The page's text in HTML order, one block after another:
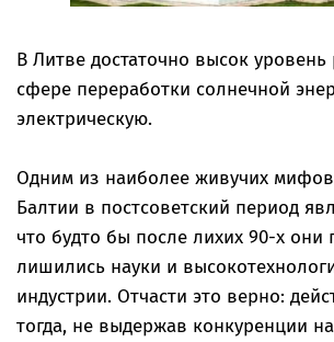
В Литве достаточно высок уровень
сфере переработки солнечной
электрическую.
Одним из наиболее живучих мифов
Балтии в постсоветский период
что будто бы после лихих 90-х они
лишились науки и
индустрии. Отчасти это верно:
тогда, не выдержав конкуренции